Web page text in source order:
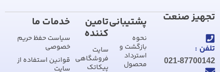
تجهیز صنعت
تلفن :
021-87700142
پشتیبانی
نحوه
بازگشت و
استرداد
محصول
تامین
کننده
سایت
فروشگاهی
پیکاتک
خدمات ما
سیاست حفظ حریم
خصوصی
قوانین استفاده از
سایت